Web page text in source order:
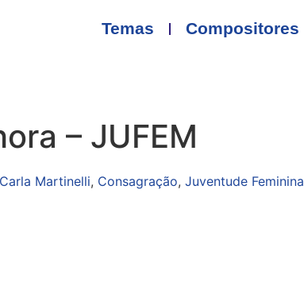
Temas Compositores
– JUFEM
Carla Martinelli, Consagração, Juventude Feminina